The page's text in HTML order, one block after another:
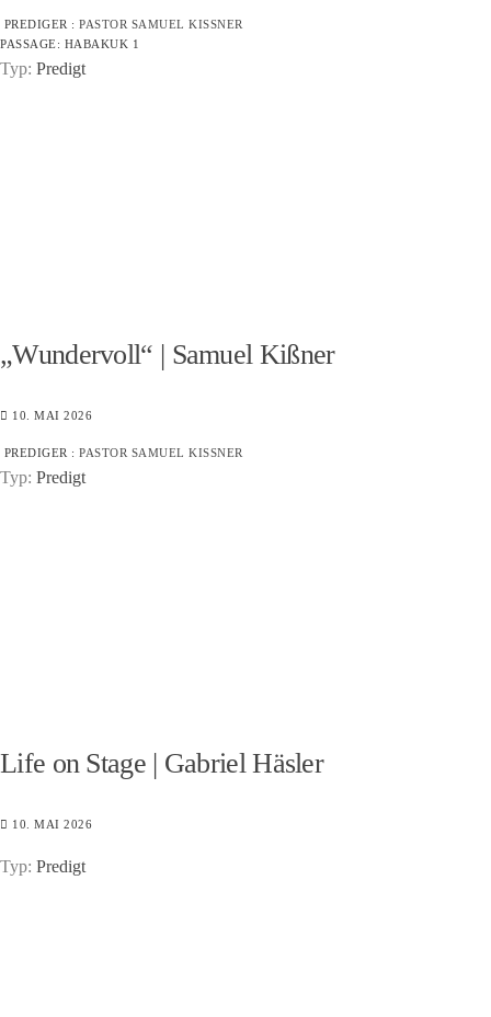
PREDIGER : PASTOR SAMUEL KISSNER
PASSAGE: HABAKUK 1
Typ: Predigt
„Wundervoll“ | Samuel Kißner
10. MAI 2026
PREDIGER : PASTOR SAMUEL KISSNER
Typ: Predigt
Life on Stage | Gabriel Häsler
10. MAI 2026
Typ: Predigt